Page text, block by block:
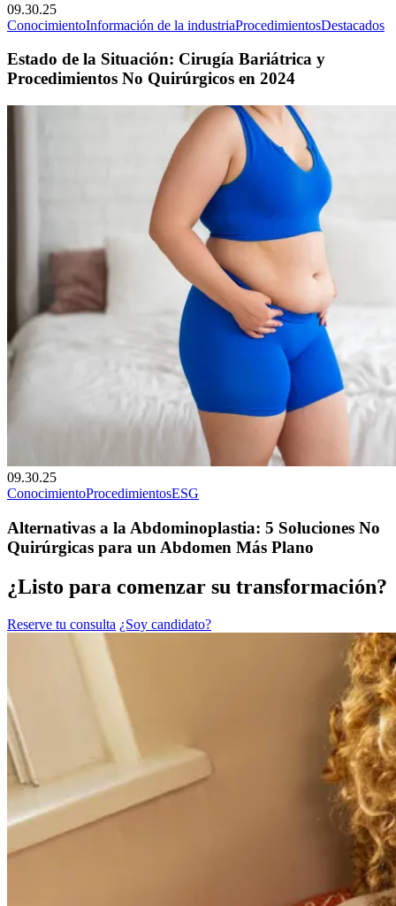
09.30.25
ConocimientoInformación de la industriaProcedimientosDestacados
Estado de la Situación: Cirugía Bariátrica y
Procedimientos No Quirúrgicos en 2024
09.30.25
ConocimientoProcedimientosESG
Alternativas a la Abdominoplastia: 5 Soluciones No
Quirúrgicas para un Abdomen Más Plano
¿Listo para comenzar su transformación?
Reserve tu consulta ¿Soy candidato?